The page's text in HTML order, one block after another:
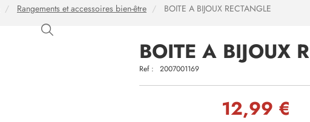
Rangements et accessoires bien-être BOITE A BIJOUX RECTANGLE
BOITE A BIJOUX
Ref : 2007001169
12,99 €